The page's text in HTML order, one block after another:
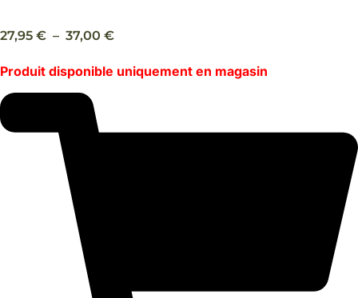
27,95 € – 37,00 €Plage
prix :
37,00 €
Produit disponible uniquement en magasin